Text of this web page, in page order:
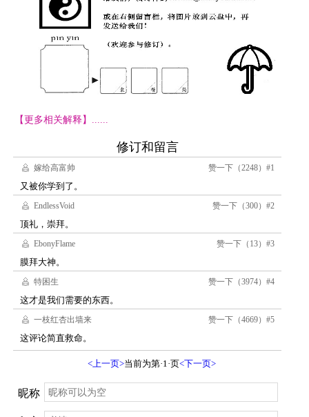
【更多相关解释】......